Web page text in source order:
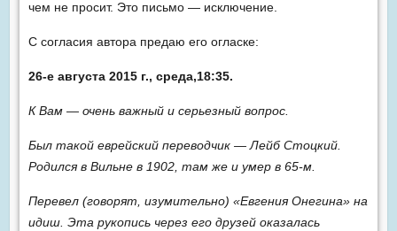
чем не просит. Это письмо — исключение.
С согласия автора предаю его огласке:
26-е августа 2015 г., среда,18:35.
К Вам — очень важный и серьезный вопрос.
Был такой еврейский переводчик — Лейб Стоцкий.
Родился в Вильне в 1902, там же и умер в 65-м.
Перевел (говорят, изумительно) «Евгения Онегина» на
идиш. Эта рукопись через его друзей оказалась